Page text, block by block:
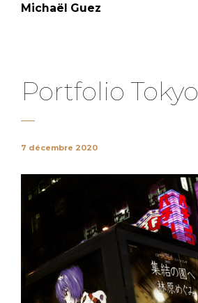
Michaël Guez
Portfolio Tokyo
7 décembre 2020